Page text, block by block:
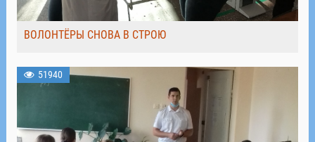
ВОЛОНТЁРЫ СНОВА В СТРОЮ
51940